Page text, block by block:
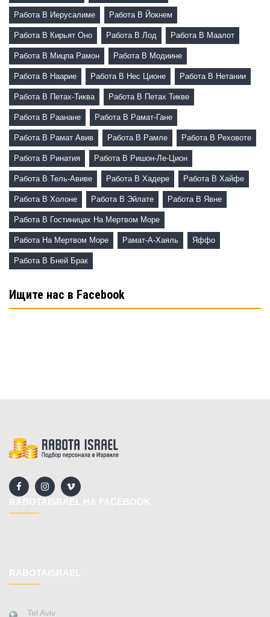
Работа В Иерусалиме Работа В Йокнем
Работа В Кирьят Оно Работа В Лод Работа В Маалот
Работа В Мицпа Рамон Работа В Модиине
Работа В Наарие Работа В Нес Ционе Работа В Нетании
Работа В Петах-Тиква Работа В Петах Тикве
Работа В Раанане Работа В Рамат-Гане
Работа В Рамат Авив Работа В Рамле Работа В Реховоте
Работа В Ринатия Работа В Ришон-Ле-Цион
Работа В Тель-Авиве Работа В Хадере Работа В Хайфе
Работа В Холоне Работа В Эйлате Работа В Явне
Работа В Гостиницах На Мертвом Море
Работа На Мертвом Море Рамат-А-Хаяль Яффо
Работа В Бней Брак
Ищите нас в Facebook
Tel Aviv